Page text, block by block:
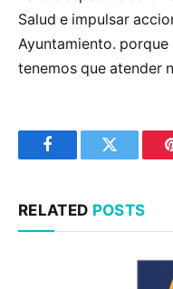
Salud e impulsar
Ayuntamiento. porque
tenemos que atender
FacebookTwitter
RELATED POSTS